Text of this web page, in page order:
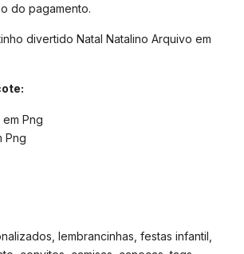
do pagamento.
divertido Natal Natalino Arquivo em
Png
Png
lembrancinhas, festas infantil,